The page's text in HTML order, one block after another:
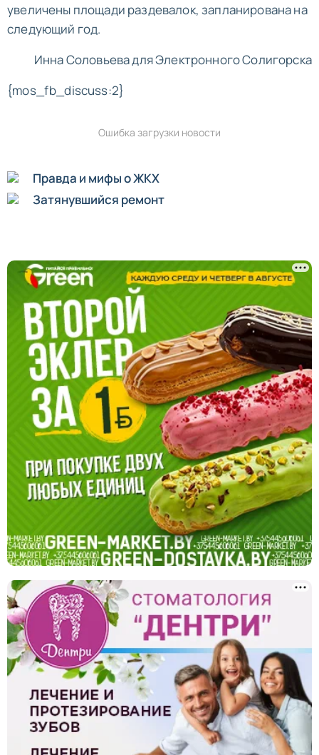
увеличены площади раздевалок, запланирована на
следующий год.
Инна Соловьева для Электронного Солигорска
{mos_fb_discuss:2}
Ошибка загрузки новости
Правда и мифы о ЖКХ
Затянувшийся ремонт